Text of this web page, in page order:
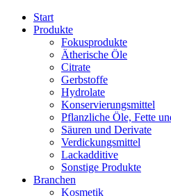
Start
Produkte
Fokusprodukte
Ätherische Öle
Citrate
Gerbstoffe
Hydrolate
Konservierungsmittel
Pflanzliche Öle, Fette
Säuren und Derivate
Verdickungsmittel
Lackadditive
Sonstige Produkte
Branchen
Kosmetik